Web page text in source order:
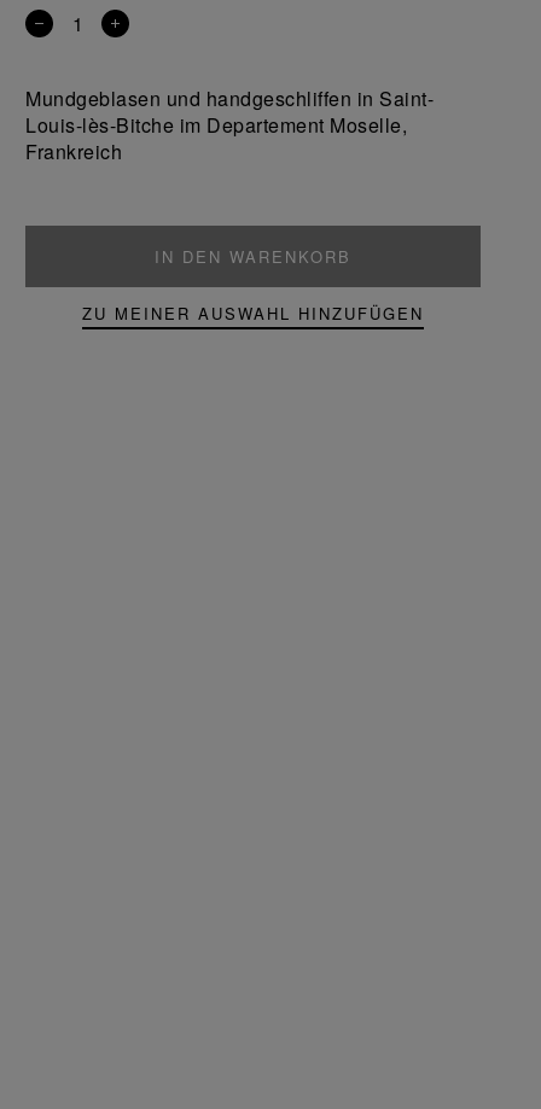
Entfernen
Produkt
Ein
Mundgeblasen und handgeschliffen in Saint-
Louis-lès-Bitche im Departement Moselle,
Frankreich
IN DEN WARENKORB
ZU MEINER AUSWAHL HINZUFÜGEN